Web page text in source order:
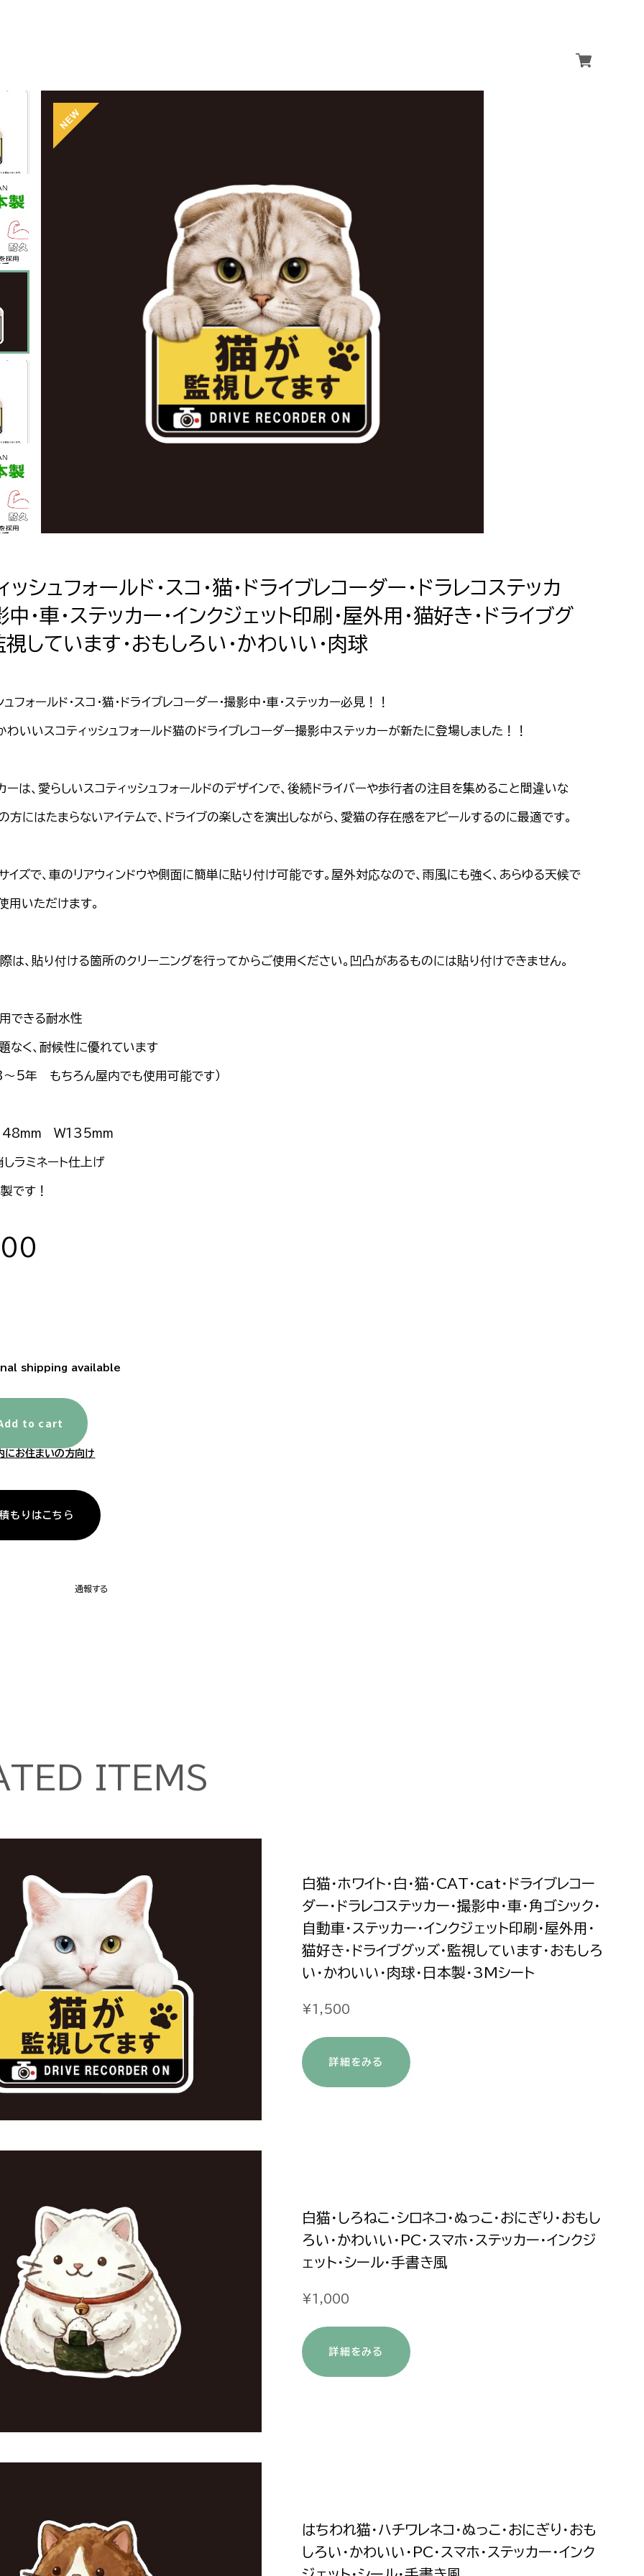
ッシュフォールド・スコ・猫・ドライブレコーダー・ドラレコステッカ
中・車・ステッカー・インクジェット印刷・屋外用・猫好き・ドライブグ
視しています・おもしろい・かわいい・肉球
フォールド・スコ・猫・ドライブレコーダー・撮影中・車・ステッカー必見！！
わいいスコティッシュフォールド猫のドライブレコーダー撮影中ステッカーが新たに登場しました！！
ーは、愛らしいスコティッシュフォールドのデザインで、後続ドライバーや歩行者の注目を集めること間違いな
方にはたまらないアイテムで、ドライブの楽しさを演出しながら、愛猫の存在感をアピールするのに最適です。
イズで、車のリアウィンドウや側面に簡単に貼り付け可能です。屋外対応なので、雨風にも強く、あらゆる天候で
用いただけます。
は、貼り付ける箇所のクリーニングを行ってからご使用ください。凹凸があるものには貼り付けできません。
できる耐水性
なく、耐候性に優れています
～5年 もちろん屋内でも使用可能です）
W135mm
ラミネート仕上げ
です！
shipping available
to cart
にお住まいの方向け
もりはこちら
通報する
ITEMS
白猫・ホワイト・白・猫・CAT・cat・ドライブレコー
ダー・ドラレコステッカー・撮影中・車・角ゴシック・
自動車・ステッカー・インクジェット印刷・屋外用・
猫好き・ドライブグッズ・監視しています・おもしろ
い・かわいい・肉球・日本製・3Mシート
¥1,500
詳細をみる
白猫・しろねこ・シロネコ・ぬっこ・おにぎり・おもし
ろい・かわいい・PC・スマホ・ステッカー・インクジ
ェット・シール・手書き風
¥1,000
詳細をみる
はちわれ猫・ハチワレネコ・ぬっこ・おにぎり・おも
しろい・かわいい・PC・スマホ・ステッカー・インク